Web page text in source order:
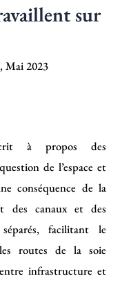
sur
,Mai 2023
à propos des
de l’espace et
conséquence de la
des canaux et des
facilitant le
routes de la soie
infrastructure et